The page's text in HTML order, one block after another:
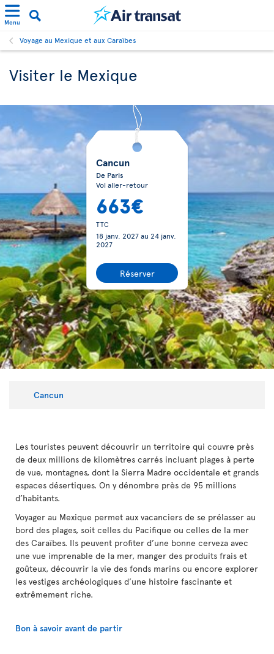
Menu
Voyage au Mexique et aux Caraïbes
Visiter le Mexique
Cancun
De Paris
Vol aller-retour
663€
TTC
18 janv. 2027au 24 janv.
2027
Réserver
Cancun
Les touristes peuvent découvrir un territoire qui couvre près
de deux millions de kilomètres carrés incluant plages à perte
de vue, montagnes, dont la Sierra Madre occidentale et grands
espaces désertiques. On y dénombre près de 95 millions
d’habitants.
Voyager au Mexique permet aux vacanciers de se prélasser au
bord des plages, soit celles du Pacifique ou celles de la mer
des Caraïbes. Ils peuvent profiter d’une bonne cerveza avec
une vue imprenable de la mer, manger des produits frais et
goûteux, découvrir la vie des fonds marins ou encore explorer
les vestiges archéologiques d’une histoire fascinante et
extrêmement riche.
Bon à savoir avant de partir